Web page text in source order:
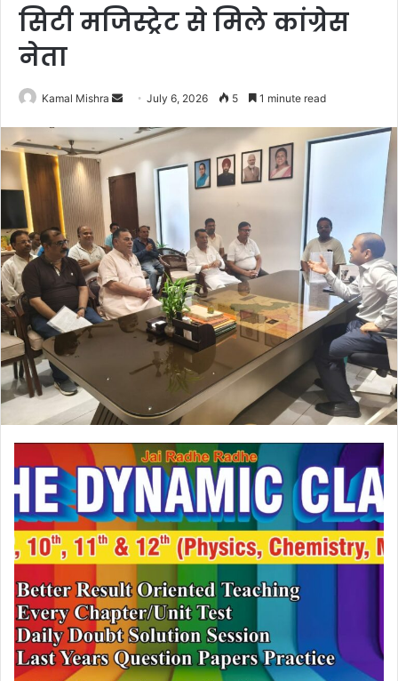
सिटी मजिस्ट्रेट से मिले कांग्रेस
नेता
Kamal Mishra
Send
email
July 6, 2026 5 1 minute read